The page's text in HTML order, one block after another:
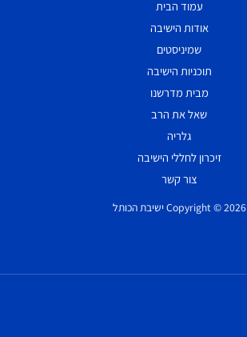
עמוד הבית
אודות הישיבה
שמיניסטים
תוכניות הישיבה
מבית מדרשנו
שאל את הרב
גלריה
זיכרון לחללי הישיבה
צור קשר
Copyright © 2026 ישיבת הכותל